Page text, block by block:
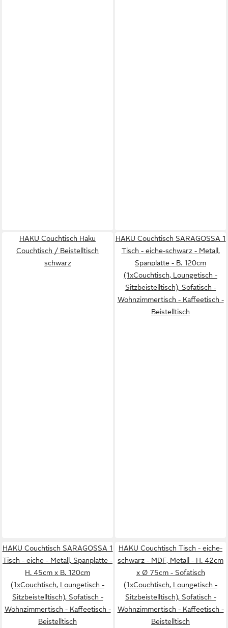
HAKU Couchtisch Haku
Couchtisch / Beistelltisch
schwarz
HAKU Couchtisch SARAGOSSA 1
Tisch - eiche-schwarz - Metall,
Spanplatte - B. 120cm
(1xCouchtisch, Loungetisch -
Sitzbeistelltisch), Sofatisch -
Wohnzimmertisch - Kaffeetisch -
Beistelltisch
HAKU Couchtisch SARAGOSSA 1
Tisch - eiche - Metall, Spanplatte -
H. 45cm x B. 120cm
(1xCouchtisch, Loungetisch -
Sitzbeistelltisch), Sofatisch -
Wohnzimmertisch - Kaffeetisch -
Beistelltisch
HAKU Couchtisch Tisch - eiche-
schwarz - MDF, Metall - H. 42cm
x Ø 75cm - Sofatisch
(1xCouchtisch, Loungetisch -
Sitzbeistelltisch), Sofatisch -
Wohnzimmertisch - Kaffeetisch -
Beistelltisch